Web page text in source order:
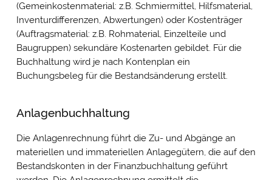
(Gemeinkostenmaterial: z.B. Schmiermittel, Hilfsmaterial,
Inventurdifferenzen, Abwertungen) oder Kostenträger
(Auftragsmaterial: z.B. Rohmaterial, Einzelteile und
Baugruppen) sekundäre Kostenarten gebildet. Für die
Buchhaltung wird je nach Kontenplan ein
Buchungsbeleg für die Bestandsänderung erstellt.
Anlagenbuchhaltung
Die Anlagenrechnung führt die Zu- und Abgänge an
materiellen und immateriellen Anlagegütern, die auf den
Bestandskonten in der Finanzbuchhaltung geführt